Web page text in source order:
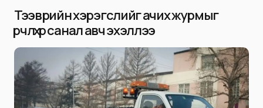
Тээврийн хэрэгслийг ачих журмыг
өөрчлөхөөр санал авч эхэллээ